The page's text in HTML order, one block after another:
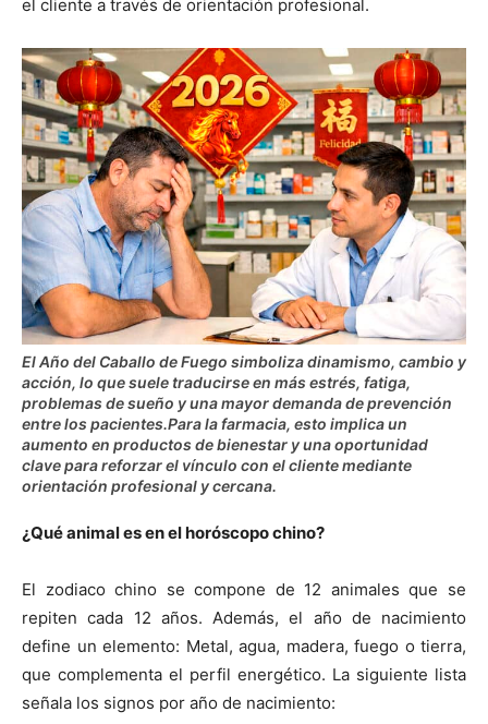
el cliente a través de orientación profesional.
El Año del Caballo de Fuego simboliza dinamismo, cambio y
acción, lo que suele traducirse en más estrés, fatiga,
problemas de sueño y una mayor demanda de prevención
entre los pacientes.Para la farmacia, esto implica un
aumento en productos de bienestar y una oportunidad
clave para reforzar el vínculo con el cliente mediante
orientación profesional y cercana.
¿Qué animal es en el horóscopo chino?
El zodiaco chino se compone de 12 animales que se
repiten cada 12 años. Además, el año de nacimiento
define un elemento: Metal, agua, madera, fuego o tierra,
que complementa el perfil energético. La siguiente lista
señala los signos por año de nacimiento: